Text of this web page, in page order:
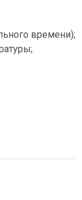
времени);